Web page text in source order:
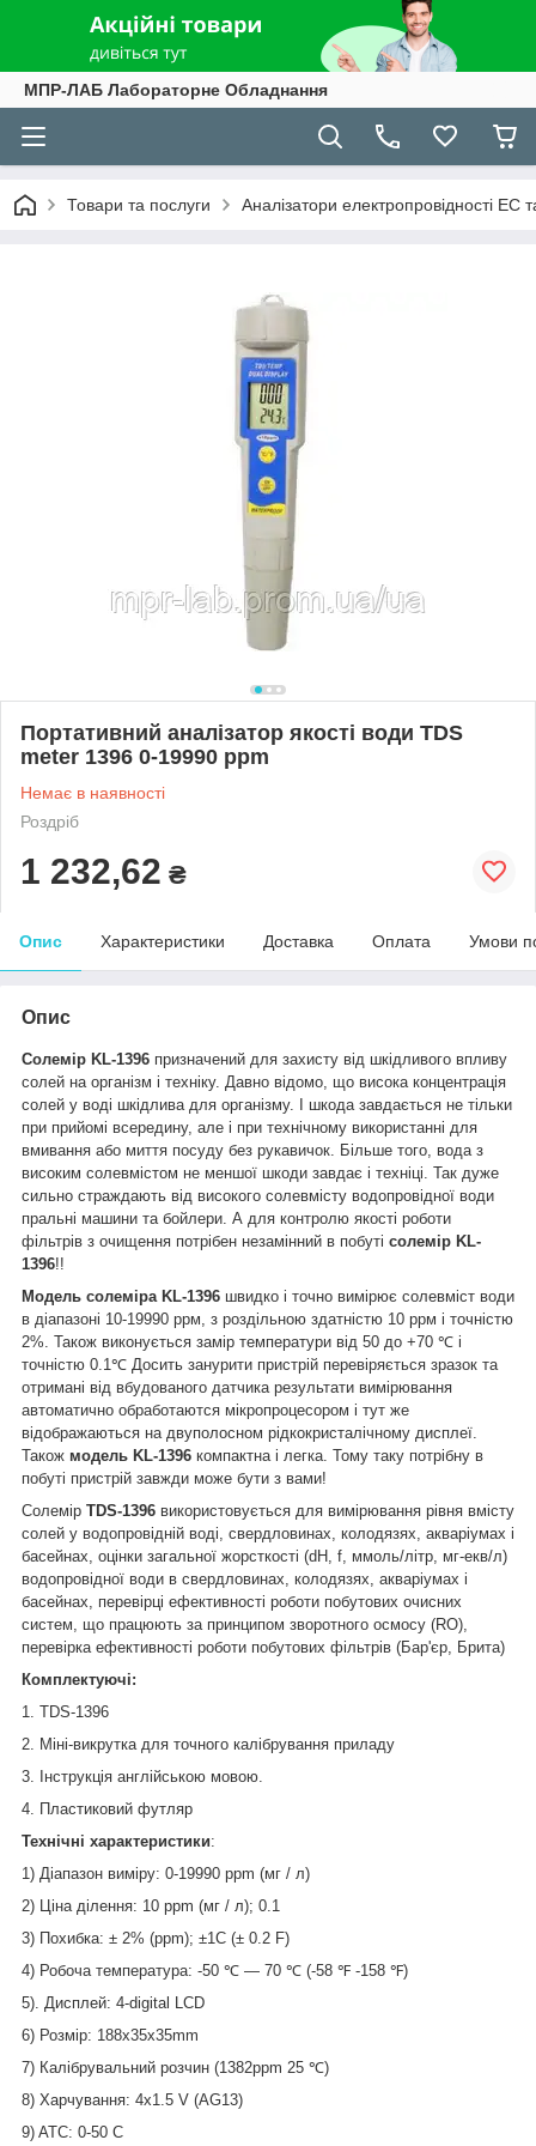
МПР-ЛАБ Лабораторне Обладнання
Товари та послуги Аналізатори електропровідності EC
Портативний аналізатор якості води TDS
meter 1396 0-19990 ppm
Немає в наявності
Роздріб
1 232,62 ₴
Опис Характеристики Доставка Оплата Умови
Опис
Солемір KL-1396 призначений для захисту від шкідливого впливу
солей на організм і техніку. Давно відомо, що висока концентрація
солей у воді шкідлива для організму. І шкода завдається не тільки
при прийомі всередину, але і при технічному використанні для
вмивання або миття посуду без рукавичок. Більше того, вода з
високим солевмістом не меншої шкоди завдає і техніці. Так дуже
сильно страждають від високого солевмісту водопровідної води
пральні машини та бойлери. А для контролю якості роботи
фільтрів з очищення потрібен незамінний в побуті солемір KL-
1396!!
Модель солеміра KL-1396 швидко і точно вимірює солевміст води
в діапазоні 10-19990 ррм, з роздільною здатністю 10 ррм і точністю
2%. Також виконується замір температури від 50 до +70 ℃ і
точністю 0.1℃ Досить занурити пристрій перевіряється зразок та
отримані від вбудованого датчика результати вимірювання
автоматично обработаются мікропроцесором і тут же
відображаються на двуполосном рідкокристалічному дисплеї.
Також модель KL-1396 компактна і легка. Тому таку потрібну в
побуті пристрій завжди може бути з вами!
Солемір TDS-1396 використовується для вимірювання рівня вмісту
солей у водопровідній воді, свердловинах, колодязях, акваріумах і
басейнах, оцінки загальної жорсткості (dH, f, ммоль/літр, мг-екв/л)
водопровідної води в свердловинах, колодязях, акваріумах і
басейнах, перевірці ефективності роботи побутових очисних
систем, що працюють за принципом зворотного осмосу (RO),
перевірка ефективності роботи побутових фільтрів (Бар'єр, Брита)
Комплектуючі:
1. TDS-1396
2. Міні-викрутка для точного калібрування приладу
3. Інструкція англійською мовою.
4. Пластиковий футляр
Технічні характеристики:
1) Діапазон виміру: 0-19990 ppm (мг / л)
2) Ціна ділення: 10 ppm (мг / л); 0.1
3) Похибка: ± 2% (ppm); ±1C (± 0.2 F)
4) Робоча температура: -50 ℃ — 70 ℃ (-58 ℉ -158 ℉)
5). Дисплей: 4-digital LCD
6) Розмір: 188x35x35mm
7) Калібрувальний розчин (1382ppm 25 ℃)
8) Харчування: 4х1.5 V (AG13)
9) ATC: 0-50 C